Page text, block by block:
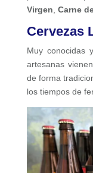
Virgen, Carne
Cervezas
Muy conocidas
artesanas
de forma
los tiempos de